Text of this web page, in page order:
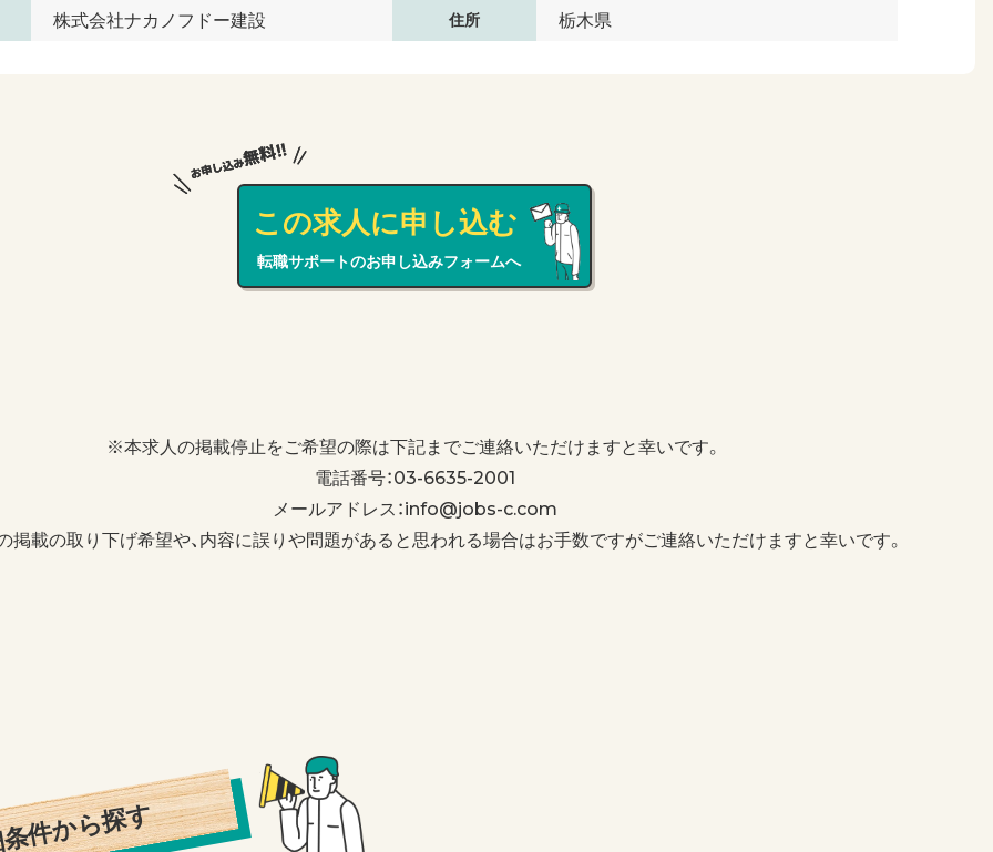
株式会社ナカノフドー建設 住所 栃木県
この求人に申し込む
転職サポートのお申し込みフォームへ
※本求人の掲載停止をご希望の際は下記までご連絡いただけますと幸いです。
電話番号：03-6635-2001
メールアドレス：info@jobs-c.com
載の取り下げ希望や、内容に誤りや問題があると思われる場合はお手数ですがご連絡いただけますと幸いです。
件から探す